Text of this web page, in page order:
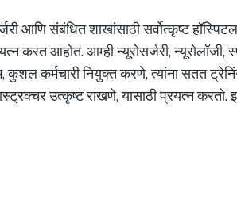
आणि संबंधित शाखांसाठी सर्वोत्कृष्ट
करत आहोत. आम्ही न्यूरोसर्जरी, न्यूरोलॉजी,
कुशल कर्मचारी नियुक्त करणे, त्यांना सतत
उत्कृष्ट राखणे, यासाठी प्रयत्न